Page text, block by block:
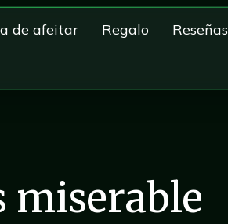
de afeitar Regalo Reseñas
miserable